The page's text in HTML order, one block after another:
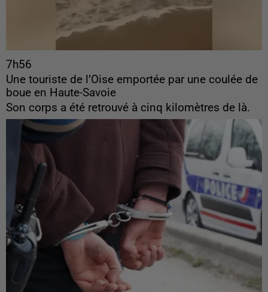
7h56
Une touriste de l’Oise emportée par une coulée de
boue en Haute-Savoie
Son corps a été retrouvé à cinq kilomètres de là.